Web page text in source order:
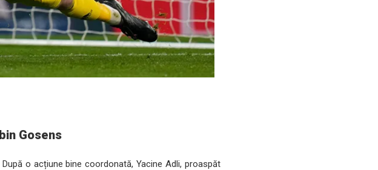
Gosens
o acțiune bine coordonată, Yacine Adli, proaspăt